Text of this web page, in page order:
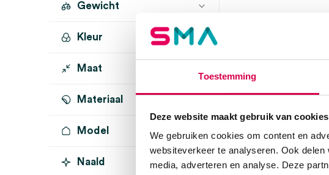
Toestemming
Deze website maakt gebruik van cookies
We gebruiken cookies om content en
websiteverkeer te analyseren. Ook
media, adverteren en analyse. Deze
Gewicht
Kleur
Maat
Materiaal
glas (1)
Model
Naald